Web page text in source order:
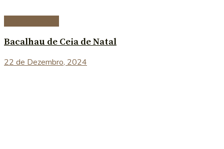
Bacalhau de Ceia de Natal
22 de Dezembro, 2024